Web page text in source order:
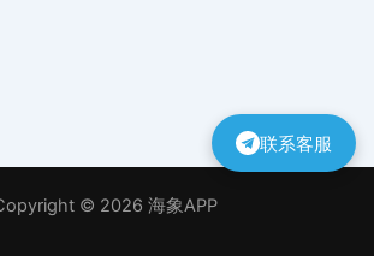
© 2026 海象APP
联系客服